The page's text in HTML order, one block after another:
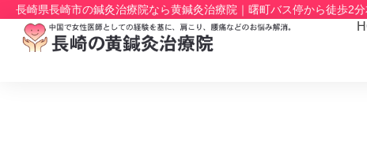
長崎県長崎市の鍼灸治療院なら黄鍼灸治療院｜曙町バス停から徒歩2分